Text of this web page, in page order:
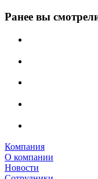
Ранее вы
Компания
О компании
Новости